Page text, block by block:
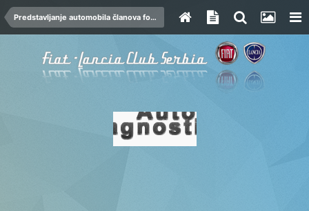
Predstavljanje automobila članova foruma